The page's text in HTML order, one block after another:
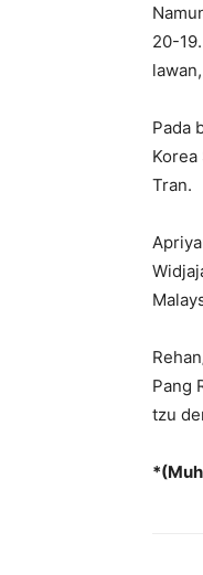
20-
Pada
Tran.
Pang
tzu